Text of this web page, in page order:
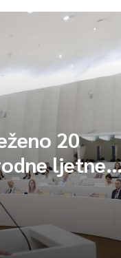
20
ljetne
izazovima